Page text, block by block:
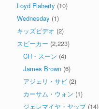
Loyd Flaherty (10)
Wednesday (1)
キッズビデオ (2)
スピーカー (2,223)
CH・スーン (4)
James Brown (6)
アジェリ・サビ (2)
カーサム・ウォン (1)
ジェレマイヤ・ヤップ(14)